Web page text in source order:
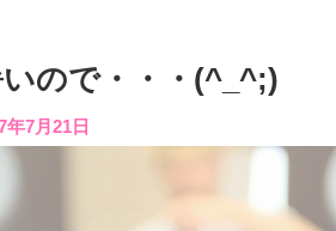
ので・・・(^_^;)
年7月21日